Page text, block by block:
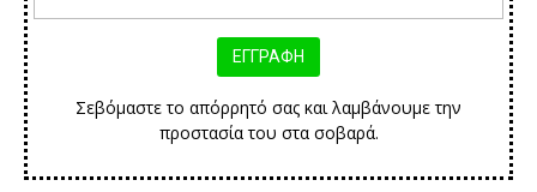
Σεβόμαστε το απόρρητό σας και λαμβάνουμε την
προστασία του στα σοβαρά.